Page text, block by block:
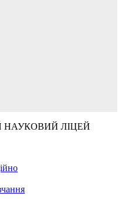
НАУКОВИЙ ЛІЦЕЙ